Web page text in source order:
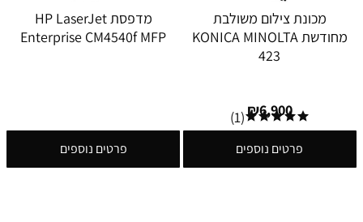
מכונת צילום משולבת
מחודשת KONICA MINOLTA
423
₪6,900
(1)
פרטים נוספים
מדפסת HP LaserJet
Enterprise CM4540f MFP
פרטים נוספים